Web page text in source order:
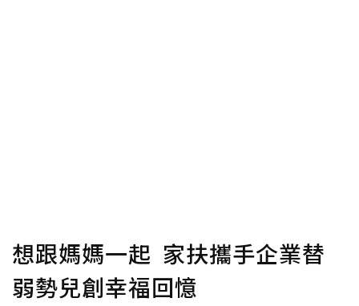
想跟媽媽一起 家扶攜手企業替
弱勢兒創幸福回憶